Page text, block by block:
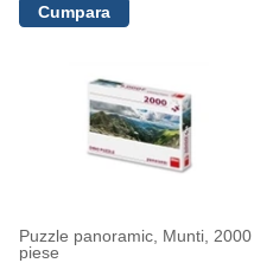
Puzzle panoramic, Munti, 2000
piese